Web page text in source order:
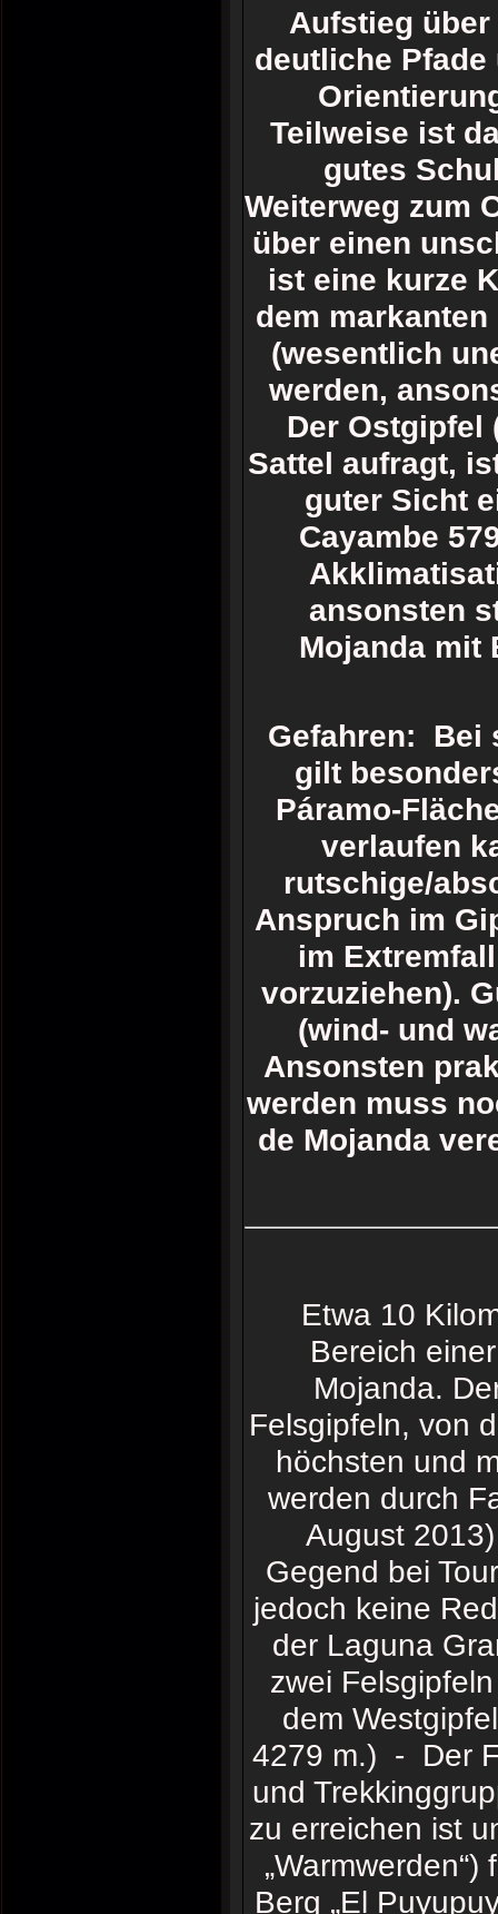
Aufstieg
deutliche
Teilweise ist
gutes
Weiterweg zum
über einen
ist eine kurze
dem
(wesentlich
werden,
Der Ostgipfel
Sattel aufragt,
guter Sicht
Cayambe
ansonsten
Mojanda mit
Gefahren: Bei
gilt
Páramo-
verlaufen
rutschige/
Anspruch im
im
vorzuziehen).
(wind- und
Ansonsten
werden muss
de Mojanda
Etwa 10
Bereich
Mojanda.
Felsgipfeln, von
höchsten und
werden durch
August
Gegend bei
jedoch keine
der Laguna
zwei
dem
4279 m.) - Der
und
zu erreichen ist
Berg „El